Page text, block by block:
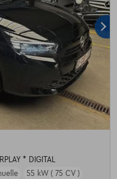
* DIGITAL
55 kW ( 75 CV )